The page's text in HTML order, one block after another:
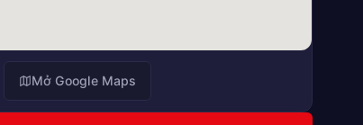
Mở Google Maps